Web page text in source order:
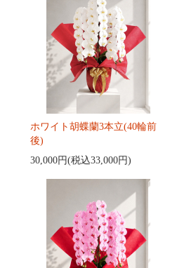
ホワイト胡蝶蘭3本立(40輪前
後)
30,000円(税込33,000円)